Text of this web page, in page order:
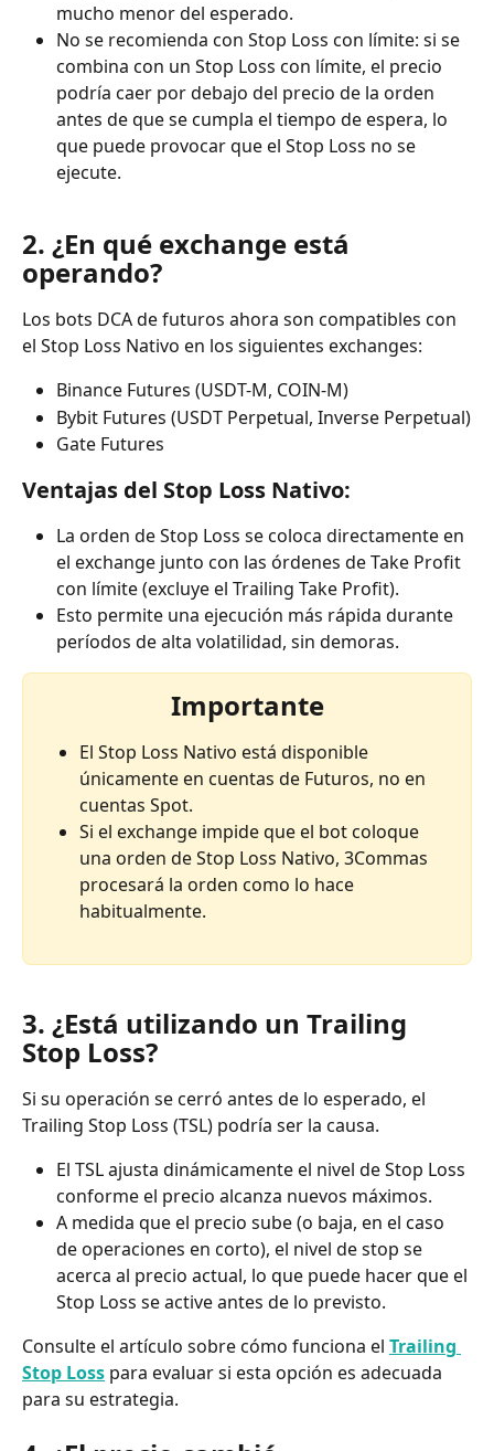
mucho menor del esperado.
No se recomienda con Stop Loss con límite: si se
combina con un Stop Loss con límite, el precio
podría caer por debajo del precio de la orden
antes de que se cumpla el tiempo de espera, lo
que puede provocar que el Stop Loss no se
ejecute.
2. ¿En qué exchange está
operando?
Los bots DCA de futuros ahora son compatibles con
el Stop Loss Nativo en los siguientes exchanges:
Binance Futures (USDT-M, COIN-M)
Bybit Futures (USDT Perpetual, Inverse Perpetual)
Gate Futures
Ventajas del Stop Loss Nativo:
La orden de Stop Loss se coloca directamente en
el exchange junto con las órdenes de Take Profit
con límite (excluye el Trailing Take Profit).
Esto permite una ejecución más rápida durante
períodos de alta volatilidad, sin demoras.
Importante
El Stop Loss Nativo está disponible
únicamente en cuentas de Futuros, no en
cuentas Spot.
Si el exchange impide que el bot coloque
una orden de Stop Loss Nativo, 3Commas
procesará la orden como lo hace
habitualmente.
3. ¿Está utilizando un Trailing
Stop Loss?
Si su operación se cerró antes de lo esperado, el
Trailing Stop Loss (TSL) podría ser la causa.
El TSL ajusta dinámicamente el nivel de Stop Loss
conforme el precio alcanza nuevos máximos.
A medida que el precio sube (o baja, en el caso
de operaciones en corto), el nivel de stop se
acerca al precio actual, lo que puede hacer que el
Stop Loss se active antes de lo previsto.
Consulte el artículo sobre cómo funciona el Trailing
Stop Loss para evaluar si esta opción es adecuada
para su estrategia.